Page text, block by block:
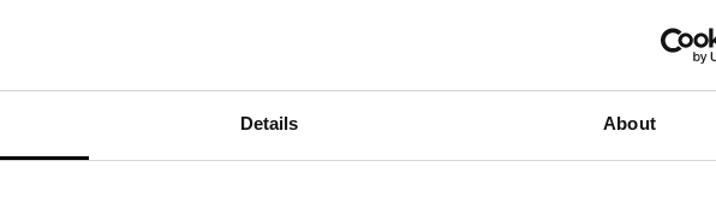
Details About